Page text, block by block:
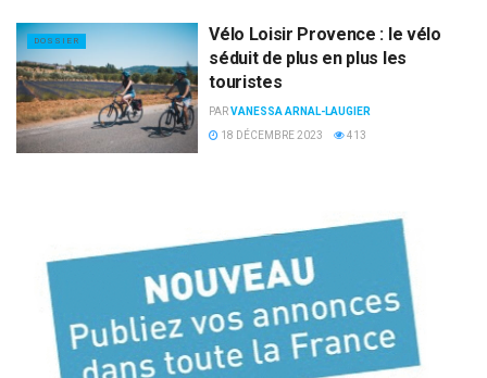
DOSSIER
Vélo Loisir Provence : le vélo
séduit de plus en plus les
touristes
PARVANESSA ARNAL-LAUGIER
18 DÉCEMBRE 2023
413